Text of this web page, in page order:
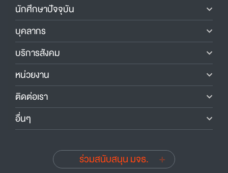
นักศึกษาปัจจุบัน
บุคลากร
บริการสังคม
หน่วยงาน
ติดต่อเรา
อื่นๆ
ร่วมสนับสนุน มจธ.